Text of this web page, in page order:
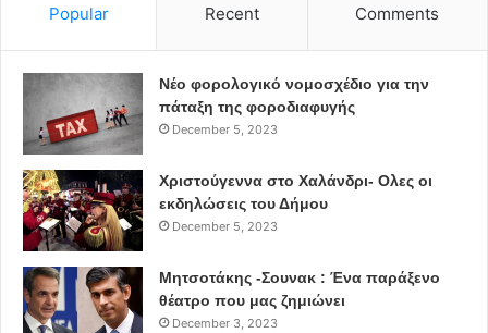
Popular Recent Comments
Νέο φορολογικό νομοσχέδιο για την
πάταξη της φοροδιαφυγής
December 5, 2023
Χριστούγεννα στο Χαλάνδρι- Ολες οι
εκδηλώσεις του Δήμου
December 5, 2023
Μητσοτάκης -Σουνακ : Ένα παράξενο
θέατρο που μας ζημιώνει
December 3, 2023